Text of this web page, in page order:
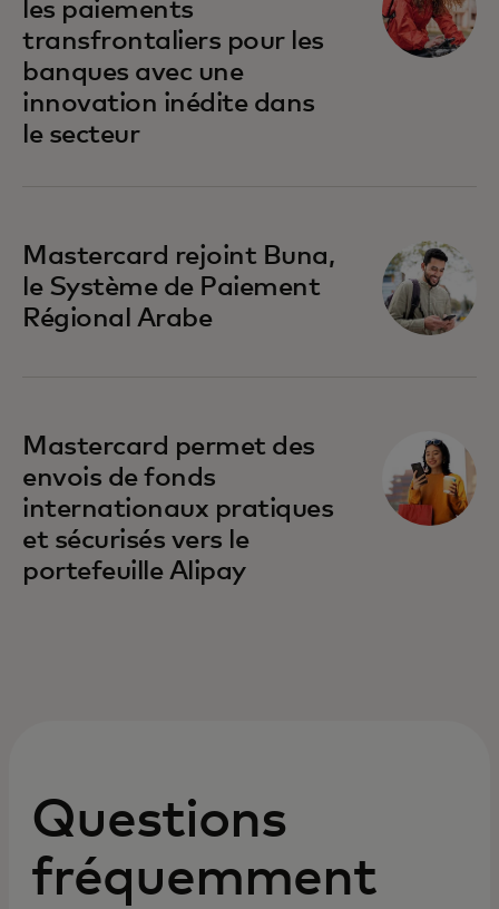
les paiements
transfrontaliers pour les
banques avec une
innovation inédite dans
le secteur
Mastercard rejoint Buna,
le Système de Paiement
Régional Arabe
Mastercard permet des
envois de fonds
internationaux pratiques
et sécurisés vers le
portefeuille Alipay
Questions
fréquemment